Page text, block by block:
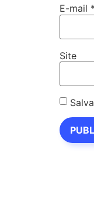
E-mail *
Site